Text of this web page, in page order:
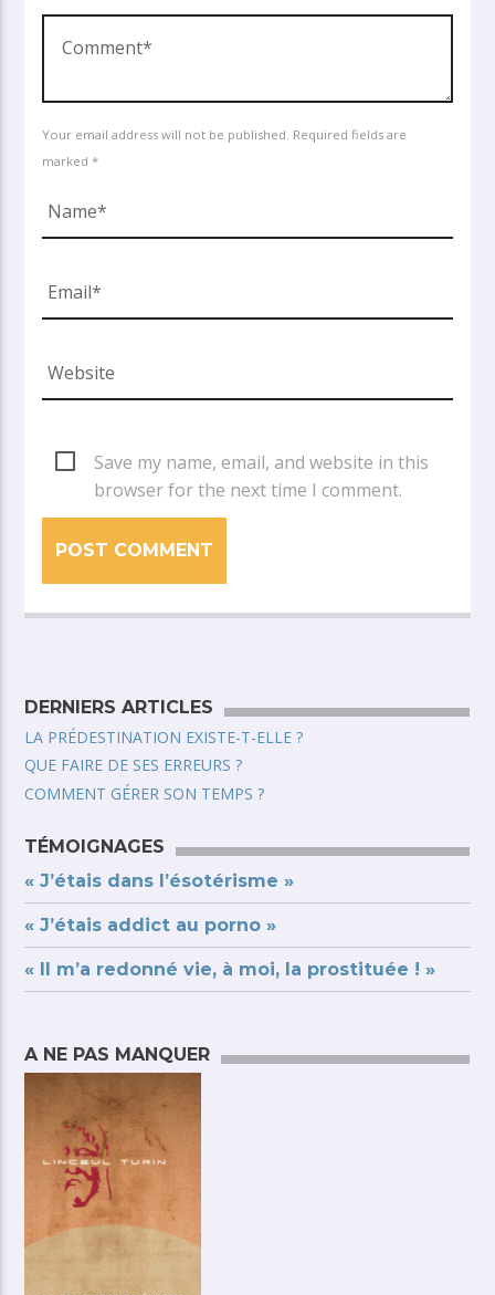
Your email address will not be published. Required fields are
marked *
Save my name, email, and website in this
browser for the next time I comment.
DERNIERS ARTICLES
LA PRÉDESTINATION EXISTE-T-ELLE ?
QUE FAIRE DE SES ERREURS ?
COMMENT GÉRER SON TEMPS ?
TÉMOIGNAGES
« J’étais dans l’ésotérisme »
« J’étais addict au porno »
« Il m’a redonné vie, à moi, la prostituée ! »
A NE PAS MANQUER